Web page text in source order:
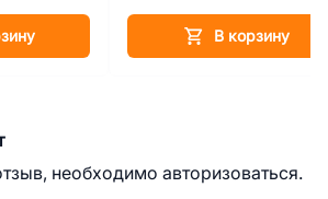
В корзину
необходимо авторизоваться.